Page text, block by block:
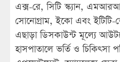
এক্স-রে, সিটি স্ক্যান,
সোনোগ্রাম, ইকো এবং ইটিটি-
এছাড়া ডিসকাউন্ট মূল্যে
হাসপাতালে ভর্তি ও চিকিৎসা